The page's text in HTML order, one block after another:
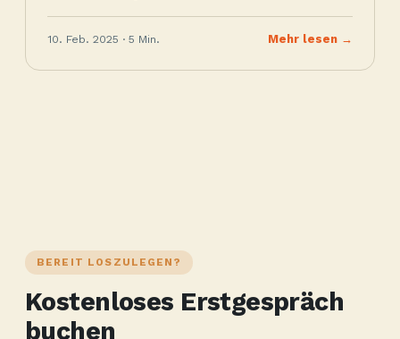
10. Feb. 2025 · 5 Min. Mehr lesen →
BEREIT LOSZULEGEN?
Kostenloses Erstgespräch
buchen